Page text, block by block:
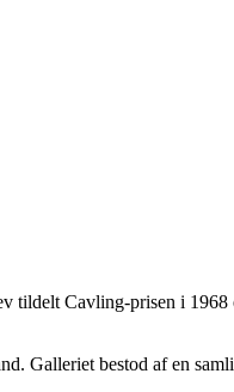
Cavling-prisen i
Galleriet bestod af en